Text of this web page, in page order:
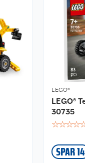
LEGO®
LEGO®
30735
☆☆☆☆
SPAR 14